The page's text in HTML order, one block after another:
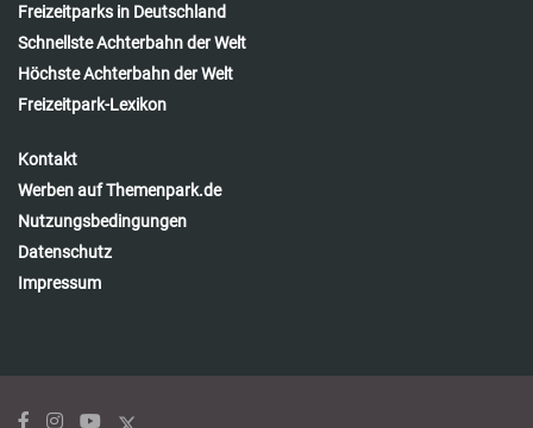
Freizeitparks in Deutschland
Schnellste Achterbahn der Welt
Höchste Achterbahn der Welt
Freizeitpark-Lexikon
Kontakt
Werben auf Themenpark.de
Nutzungsbedingungen
Datenschutz
Impressum